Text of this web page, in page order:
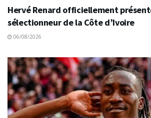
Hervé Renard officiellement
sélectionneur de la Côte d’Ivoire
06/08/2026